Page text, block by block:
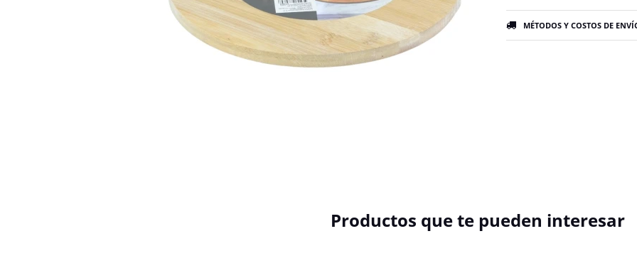
MÉTODOS Y COSTOS DE
Productos que te pueden interesar